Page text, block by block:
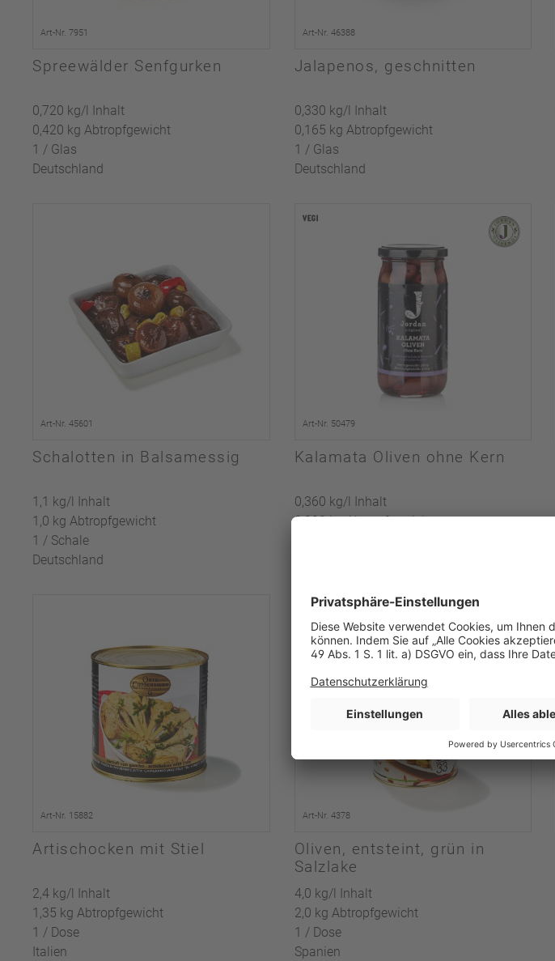
Art-Nr. 7951
Spreewälder Senfgurken
0,720 kg/l Inhalt
0,420 kg Abtropfgewicht
1 / Glas
Deutschland
Art-Nr. 46388
Jalapenos, geschnitten
0,330 kg/l Inhalt
0,165 kg Abtropfgewicht
1 / Glas
Deutschland
Art-Nr. 45601
Schalotten in Balsamessig
1,1 kg/l Inhalt
1,0 kg Abtropfgewicht
1 / Schale
Deutschland
Art-Nr. 50479
Kalamata Oliven ohne Kern
0,360 kg/l Inhalt
0,200 kg Abtropfgewicht
Art-Nr. 15882
Artischocken mit Stiel
2,4 kg/l Inhalt
1,35 kg Abtropfgewicht
1 / Dose
Italien
Art-Nr. 4378
Oliven, entsteint, grün in
Salzlake
4,0 kg/l Inhalt
2,0 kg Abtropfgewicht
1 / Dose
Spanien